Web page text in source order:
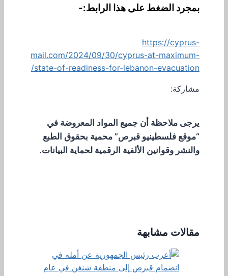
بمجرد الضغط على هذا الرابط:-
https://cyprus-
mail.com/2024/09/30/cyprus-at-maximum-
state-of-readiness-for-lebanon-evacuation/
مشاركة:
يرجى ملاحظة أن جميع المواد المعروضة في
“موقع فلسطينيو قبرص” محمية بحقوق الطبع
والنشر وقوانين الألفية الرقمية لحماية البيانات.
مقالات مشابهة